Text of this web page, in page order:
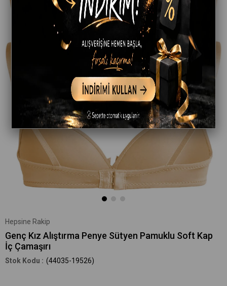
Hepsine Rakip
Genç Kız Alıştırma Penye Sütyen Pamuklu Soft Kap
İç Çamaşırı
(44035-19526)